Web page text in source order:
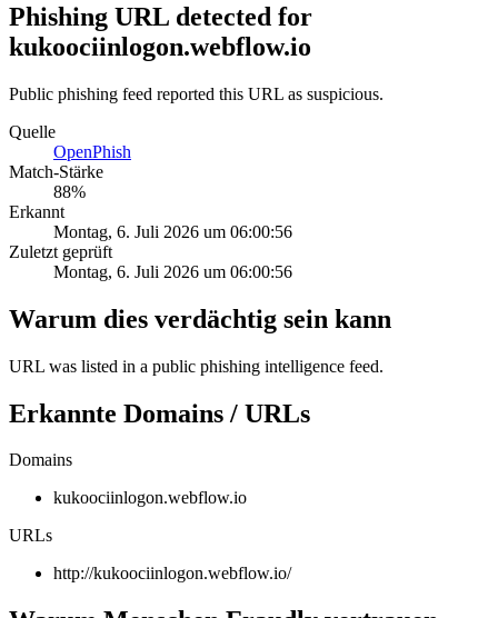
Phishing URL detected for
kukoociinlogon.webflow.io
Public phishing feed reported this URL as suspicious.
Quelle
OpenPhish
Match-Stärke
88%
Erkannt
Montag, 6. Juli 2026 um 06:00:56
Zuletzt geprüft
Montag, 6. Juli 2026 um 06:00:56
Warum dies verdächtig sein kann
URL was listed in a public phishing intelligence feed.
Erkannte Domains / URLs
Domains
kukoociinlogon.webflow.io
URLs
http://kukoociinlogon.webflow.io/